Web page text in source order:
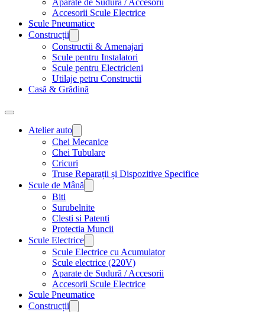
Aparate de Sudură / Accesorii
Accesorii Scule Electrice
Scule Pneumatice
Construcții
Constructii & Amenajari
Scule pentru Instalatori
Scule pentru Electricieni
Utilaje petru Constructii
Casă & Grădină
Atelier auto
Chei Mecanice
Chei Tubulare
Cricuri
Truse Reparații și Dispozitive Specifice
Scule de Mână
Biti
Surubelnite
Clesti si Patenti
Protectia Muncii
Scule Electrice
Scule Electrice cu Acumulator
Scule electrice (220V)
Aparate de Sudură / Accesorii
Accesorii Scule Electrice
Scule Pneumatice
Construcții